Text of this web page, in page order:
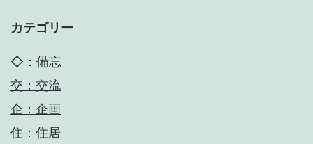
カテゴリー
◇：備忘
交：交流
企：企画
住：住居